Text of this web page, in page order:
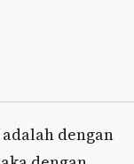
dengan